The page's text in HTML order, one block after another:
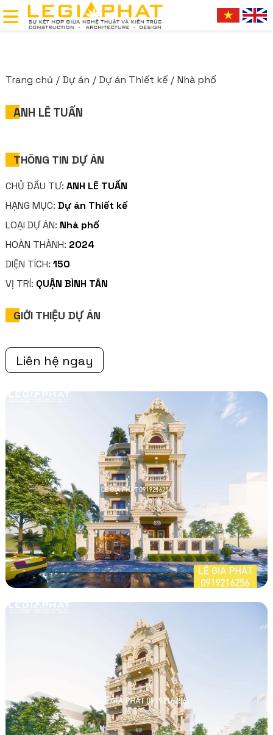
Trang chủ Dự án Dự án Thiết kế Nhà phố
ANH LÊ TUẤN
THÔNG TIN DỰ ÁN
CHỦ ĐẦU TƯ: ANH LÊ TUẤN
HẠNG MỤC: Dự án Thiết kế
LOẠI DỰ ÁN: Nhà phố
HOÀN THÀNH: 2024
DIỆN TÍCH: 150
VỊ TRÍ: QUẬN BÌNH TÂN
GIỚI THIỆU DỰ ÁN
Liên hệ ngay